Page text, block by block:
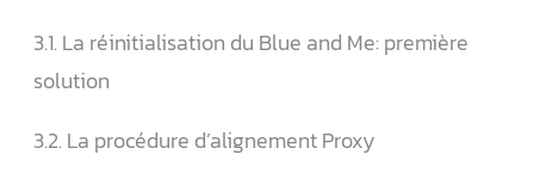
3.1. La réinitialisation du Blue and Me: première
solution
3.2. La procédure d’alignement Proxy